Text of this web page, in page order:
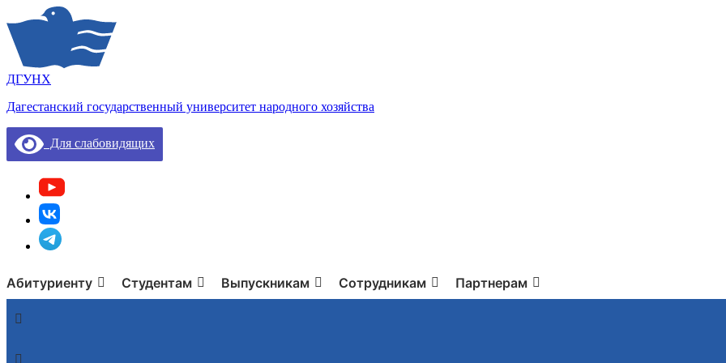
ДГУНХ
Дагестанский государственный университет народного хозяйства
Для слабовидящих
Абитуриенту Студентам Выпускникам Сотрудникам Партнерам